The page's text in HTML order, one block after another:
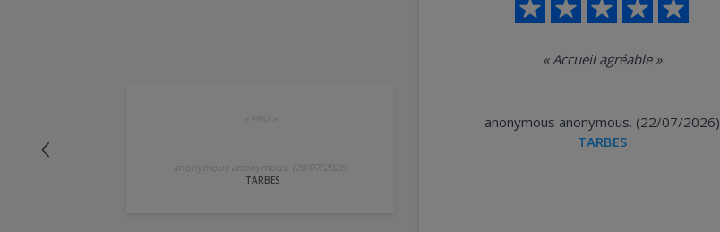
PRO
anonymous anonymous. (20/07/2026)
TARBES
«Accueil agréable»
anonymous anonymous. (22/07/2026)
TARBES